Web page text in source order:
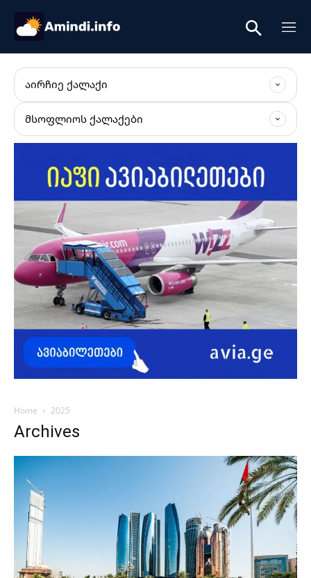
ᲐᲘᲠᲩᲘᲔ ᲥᲐᲚᲐᲥᲘ
ᲛᲡᲝᲤᲚᲘᲝᲡ ᲥᲐᲚᲐᲥᲔᲑᲘ
Home 2025
Archives